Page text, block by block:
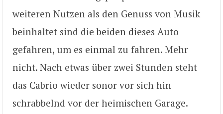
weiteren Nutzen als den Genuss von Musik
beinhaltet sind die beiden dieses Auto
gefahren, um es einmal zu fahren. Mehr
nicht. Nach etwas über zwei Stunden steht
das Cabrio wieder sonor vor sich hin
schrabbelnd vor der heimischen Garage.